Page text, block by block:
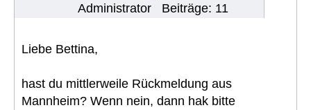
Administrator Beiträge: 11
Liebe Bettina,
hast du mittlerweile Rückmeldung aus
Mannheim? Wenn nein, dann hak bitte